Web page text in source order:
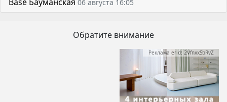
06 августа 16:05
Обратите внимание
Реклама erid: 2VfnxxSbRvZ